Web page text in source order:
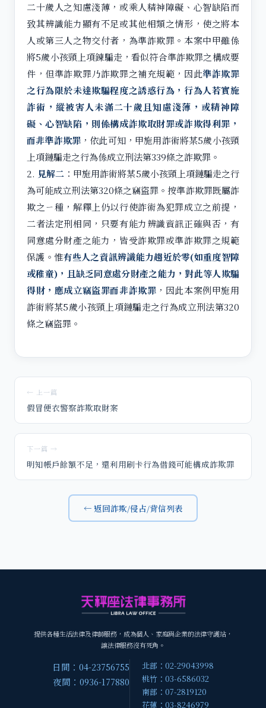
二十歲人之知慮淺薄，或乘人精神障礙、心智缺陷而
致其辨識能力顯有不足或其他相類之情形，使之將本
人或第三人之物交付者，為準詐欺罪。本案中甲雖係
將5歲小孩頸上項鍊騙走，看似符合準詐欺罪之構成要
件，但準詐欺罪乃詐欺罪之補充規範，因此準詐欺罪
之行為限於未達欺騙程度之誘惑行為，行為人若實施
詐術，縱被害人未滿二十歲且知慮淺薄，或精神障
礙、心智缺陷，則係構成詐欺取財罪或詐欺得利罪，
而非準詐欺罪 ，依此可知，甲施用詐術將某5歲小孩頸
上項鏈騙走之行為係成立刑法第339條之詐欺罪。
2. 見解二 ：甲施用詐術將某5歲小孩頸上項鏈騙走之行
為可能成立刑法第320條之竊盜罪。按準詐欺罪既屬詐
欺之ㄧ種，解釋上仍以行使詐術為犯罪成立之前提，
二者法定刑相同，只要有能力辨識資訊正確與否，有
同意處分財產之能力，皆受詐欺罪或準詐欺罪之規範
保護。惟有些人之資訊辨識能力趨近於零(如重度智障
或稚童)，且缺乏同意處分財產之能力，對此等人欺騙
得財，應成立竊盜罪而非詐欺罪 ，因此本案例甲施用
詐術將某5歲小孩頸上項鏈騙走之行為成立刑法第320
條之竊盜罪。
← 上一篇
假冒便衣警察詐欺取財案
下一篇 →
明知帳戶餘額不足，還利用刷卡行為借錢可能構成詐欺罪
← 返回詐欺/侵占/背信列表
提供各種生活法律及律師服務，成為個人、家庭與企業的法律守護站，
讓法律服務沒有死角。
日間：04-23756755
夜間：0936-177880
北部：02-29043998
桃竹：03-6586032
南部：07-2819120
花蓮：03-8246979